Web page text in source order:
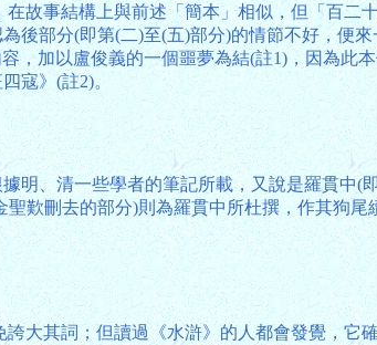
故事結構上與前述「簡本」相似，但「百
後部分(即第(二)至(五)部分)的情節不好，便
，加以盧俊義的一個噩夢為結(註1)，因為此
寇》(註2)。
明、清一些學者的筆記所載，又說是羅貫中
歎刪去的部分)則為羅貫中所杜撰，作其狗
大其詞；但讀過《水滸》的人都會發覺，它